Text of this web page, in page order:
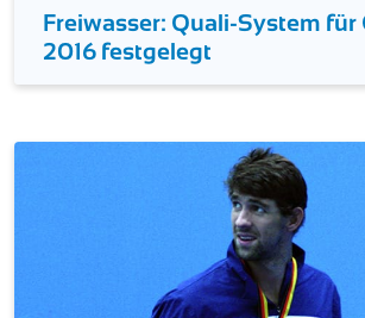
Freiwasser: Quali-System für
2016 festgelegt